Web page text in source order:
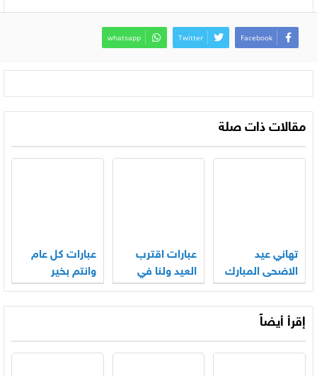
Facebook
Twitter
whatsapp
مقالات ذات صلة
تهاني عيد
الاضحى المبارك
جديدة 2026
عبارات اقترب
العيد ولنا في
القبور احبة
2026
عبارات كل عام
وانتم بخير
بمناسبة عيد
الاضحى 2026
إقرأ أيضاً